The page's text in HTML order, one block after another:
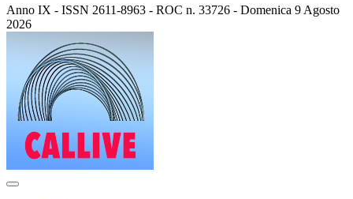
Anno IX - ISSN 2611-8963 - ROC n. 33726 - Domenica 9 Agosto
2026